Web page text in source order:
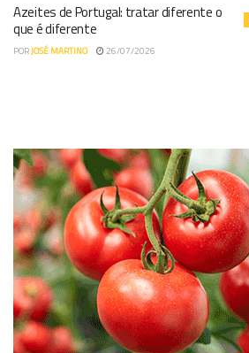
Azeites de Portugal: tratar diferente o
que é diferente
PORJOSÉ MARTINO 26/07/2026